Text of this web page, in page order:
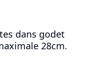
dans godet
28cm.